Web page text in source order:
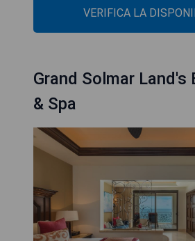
VERIFICA LA
Grand Solmar Land's
& Spa